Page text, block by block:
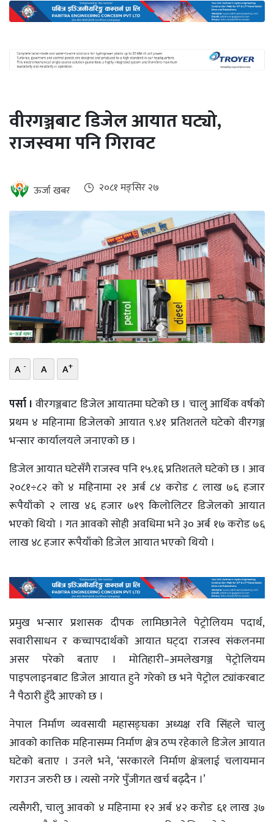
ऊर्जा
दक्षता
खबर
हरित
इभी
सम्पादकीय
पर्यटन
भिडियो
छापा
खोज
प्रोफाइल
ऊर्जा
विशेष
वीरगञ्जबाट डिजेल आयात घट्यो,
राजस्वमा पनि गिरावट
ऊर्जा खबर २०८१ मङ्सिर २७
A - A A+
पर्सा ।वीरगञ्जबाट डिजेल आयातमा घटेको छ । चालु आर्थिक वर्षको
प्रथम ४ महिनामा डिजेलको आयात ९.४१ प्रतिशतले घटेको वीरगञ्ज
भन्सार कार्यालयले जनाएको छ ।
डिजेल आयात घटेसँगै राजस्व पनि १५.१६ प्रतिशतले घटेको छ । आव
२०८१÷८२ को ४ महिनामा २१ अर्ब ८४ करोड ८ लाख ७६ हजार
रूपैयाँको २ लाख ४६ हजार ७१९ किलोलिटर डिजेलको आयात
भएको थियो । गत आवको सोही अवधिमा भने ३० अर्ब १७ करोड ७६
लाख ४८ हजार रूपैयाँको डिजेल आयात भएको थियो ।
प्रमुख भन्सार प्रशासक दीपक लामिछानेले पेट्रोलियम पदार्थ,
सवारीसाधन र कच्चापदार्थको आयात घट्दा राजस्व संकलनमा
असर परेको बताए । मोतिहारी–अमलेखगञ्ज पेट्रोलियम
पाइपलाइनबाट डिजेल आयात हुने गरेको छ भने पेट्रोल ट्यांकरबाट
नै पैठारी हुँदै आएको छ ।
नेपाल निर्माण व्यवसायी महासङ्घका अध्यक्ष रवि सिंहले चालु
आवको कात्तिक महिनासम्म निर्माण क्षेत्र ठप्प रहेकाले डिजेल आयात
घटेको बताए । उनले भने, ‘सरकारले निर्माण क्षेत्रलाई चलायमान
गराउन जरुरी छ । त्यसो नगरे पुँजीगत खर्च बढ्दैन ।’
त्यसैगरी, चालु आवको ४ महिनामा १२ अर्ब ४२ करोड ६१ लाख ३७